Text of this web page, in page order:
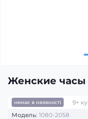
Женские часы
немає в наявності 9+
Модель: 1080-2058